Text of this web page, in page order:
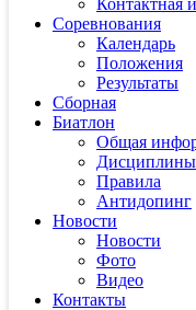
Контактная
Соревнования
Календарь
Положения
Результаты
Сборная
Биатлон
Общая
Дисциплины
Правила
Антидопинг
Новости
Новости
Фото
Видео
Контакты